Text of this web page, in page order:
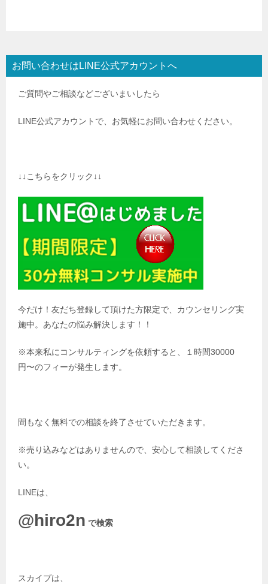
お問い合わせはLINE公式アカウントへ
ご質問やご相談などございまいしたら
LINE公式アカウントで、お気軽にお問い合わせください。
↓↓こちらをクリック↓↓
今だけ！友だち登録して頂けた方限定で、カウンセリング実
施中。あなたの悩み解決します！！
※本来私にコンサルティングを依頼すると、１時間30000
円〜のフィーが発生します。
間もなく無料での相談を終了させていただきます。
※売り込みなどはありませんので、安心して相談してくださ
い。
LINEは、
@hiro2n で検索
スカイプは、